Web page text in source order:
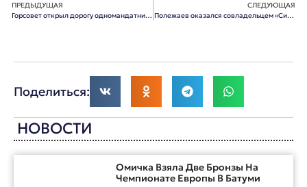
ПРЕДЫДУЩАЯ
Горсовет открыл дорогу одномандатникам
СЛЕДУЮЩАЯ
Полежаев оказался совладельцем «Сибирского капитала»
Поделиться:
НОВОСТИ
Омичка Взяла Две Бронзы На
Чемпионате Европы В Батуми